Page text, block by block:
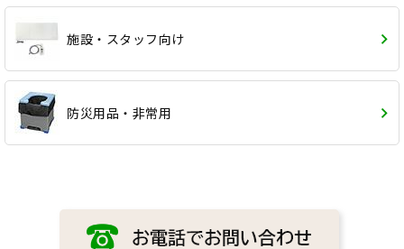
施設・スタッフ向け
防災用品・非常用